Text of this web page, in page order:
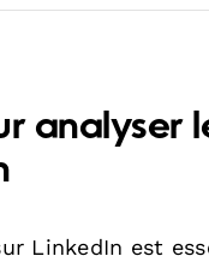
analyser
LinkedIn est